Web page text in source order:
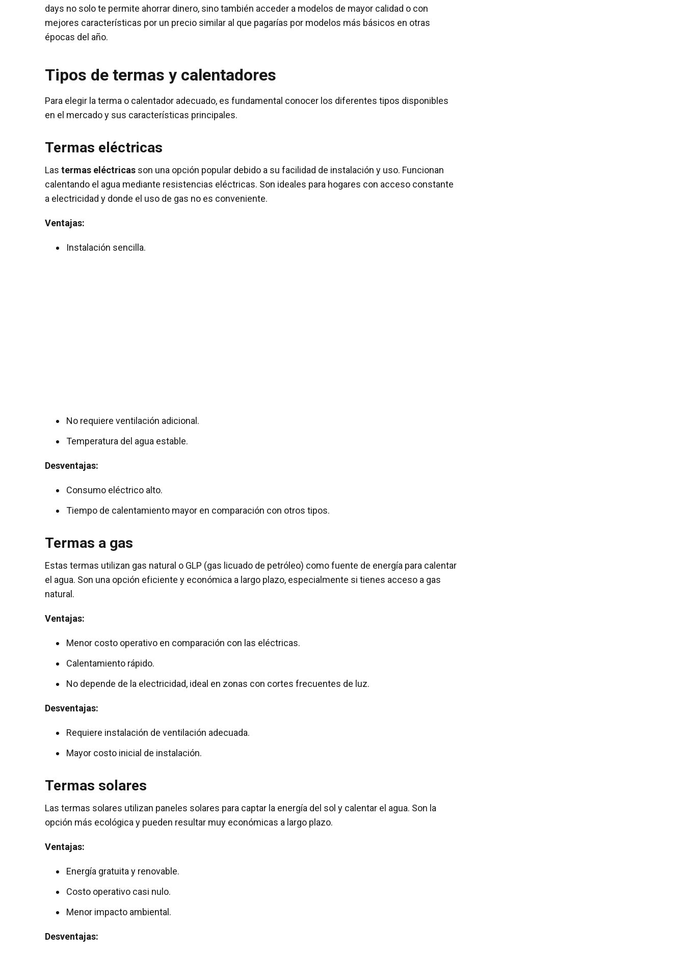
days no solo te permite ahorrar dinero, sino también acceder a modelos de mayor calidad o con
mejores características por un precio similar al que pagarías por modelos más básicos en otras
épocas del año.
Tipos de termas y calentadores
Para elegir la terma o calentador adecuado, es fundamental conocer los diferentes tipos disponibles
en el mercado y sus características principales.
Termas eléctricas
Las termas eléctricas son una opción popular debido a su facilidad de instalación y uso. Funcionan
calentando el agua mediante resistencias eléctricas. Son ideales para hogares con acceso constante
a electricidad y donde el uso de gas no es conveniente.
Ventajas:
Instalación sencilla.
No requiere ventilación adicional.
Temperatura del agua estable.
Desventajas:
Consumo eléctrico alto.
Tiempo de calentamiento mayor en comparación con otros tipos.
Termas a gas
Estas termas utilizan gas natural o GLP (gas licuado de petróleo) como fuente de energía para calentar
el agua. Son una opción eficiente y económica a largo plazo, especialmente si tienes acceso a gas
natural.
Ventajas:
Menor costo operativo en comparación con las eléctricas.
Calentamiento rápido.
No depende de la electricidad, ideal en zonas con cortes frecuentes de luz.
Desventajas:
Requiere instalación de ventilación adecuada.
Mayor costo inicial de instalación.
Termas solares
Las termas solares utilizan paneles solares para captar la energía del sol y calentar el agua. Son la
opción más ecológica y pueden resultar muy económicas a largo plazo.
Ventajas:
Energía gratuita y renovable.
Costo operativo casi nulo.
Menor impacto ambiental.
Desventajas: